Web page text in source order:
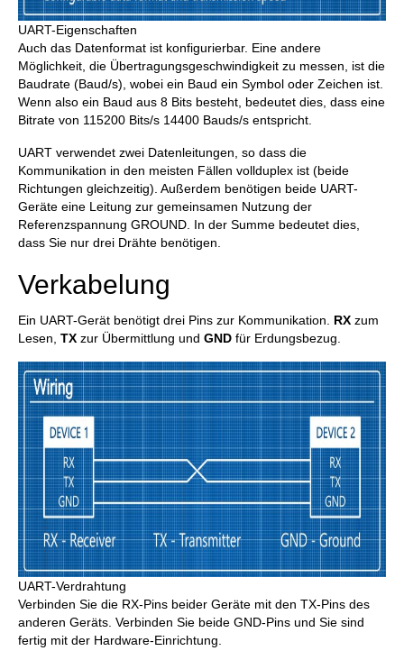
UART-Eigenschaften
Auch das Datenformat ist konfigurierbar. Eine andere
Möglichkeit, die Übertragungsgeschwindigkeit zu messen, ist die
Baudrate (Baud/s), wobei ein Baud ein Symbol oder Zeichen ist.
Wenn also ein Baud aus 8 Bits besteht, bedeutet dies, dass eine
Bitrate von 115200 Bits/s 14400 Bauds/s entspricht.
UART verwendet zwei Datenleitungen, so dass die
Kommunikation in den meisten Fällen vollduplex ist (beide
Richtungen gleichzeitig). Außerdem benötigen beide UART-
Geräte eine Leitung zur gemeinsamen Nutzung der
Referenzspannung GROUND. In der Summe bedeutet dies,
dass Sie nur drei Drähte benötigen.
Verkabelung
Ein UART-Gerät benötigt drei Pins zur Kommunikation. RX zum
Lesen, TX zur Übermittlung und GND für Erdungsbezug.
UART-Verdrahtung
Verbinden Sie die RX-Pins beider Geräte mit den TX-Pins des
anderen Geräts. Verbinden Sie beide GND-Pins und Sie sind
fertig mit der Hardware-Einrichtung.